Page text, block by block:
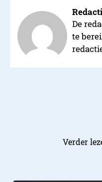
BeheerDe
te
Verder